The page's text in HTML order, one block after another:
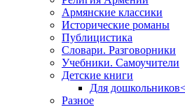
Армянские классики
Исторические романы
Публицистика
Словари. Разговорники
Учебники. Самоучители
Детские книги
Для
Разное